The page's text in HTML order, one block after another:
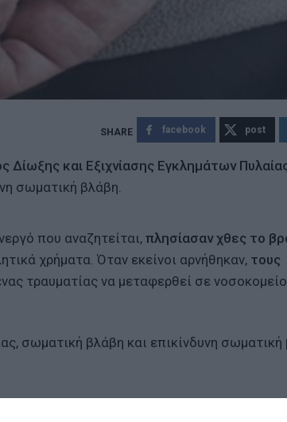
facebook post
και Εξιχνίασης Εγκλημάτων
σωματική βλάβη.
που αναζητείται, πλησίασαν χθες το
χρήματα. Όταν εκείνοι αρνήθηκαν, τους
τραυματίας να μεταφερθεί σε
σωματική βλάβη και επικίνδυνη σωματική